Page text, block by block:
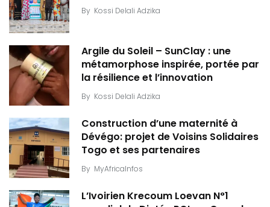
By Kossi Delali Adzika
Argile du Soleil – SunClay : une
métamorphose inspirée, portée par
la résilience et l’innovation
By Kossi Delali Adzika
Construction d’une maternité à
Dévégo: projet de Voisins Solidaires
Togo et ses partenaires
By MyAfricaInfos
L’Ivoirien Krecoum Loevan N°1